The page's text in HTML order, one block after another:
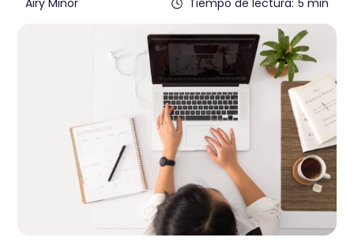
Airy Minor Tiempo de lectura: 5 min